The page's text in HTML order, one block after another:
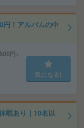
円！アルバムの中
円×
気になる!
暇あり｜10名以